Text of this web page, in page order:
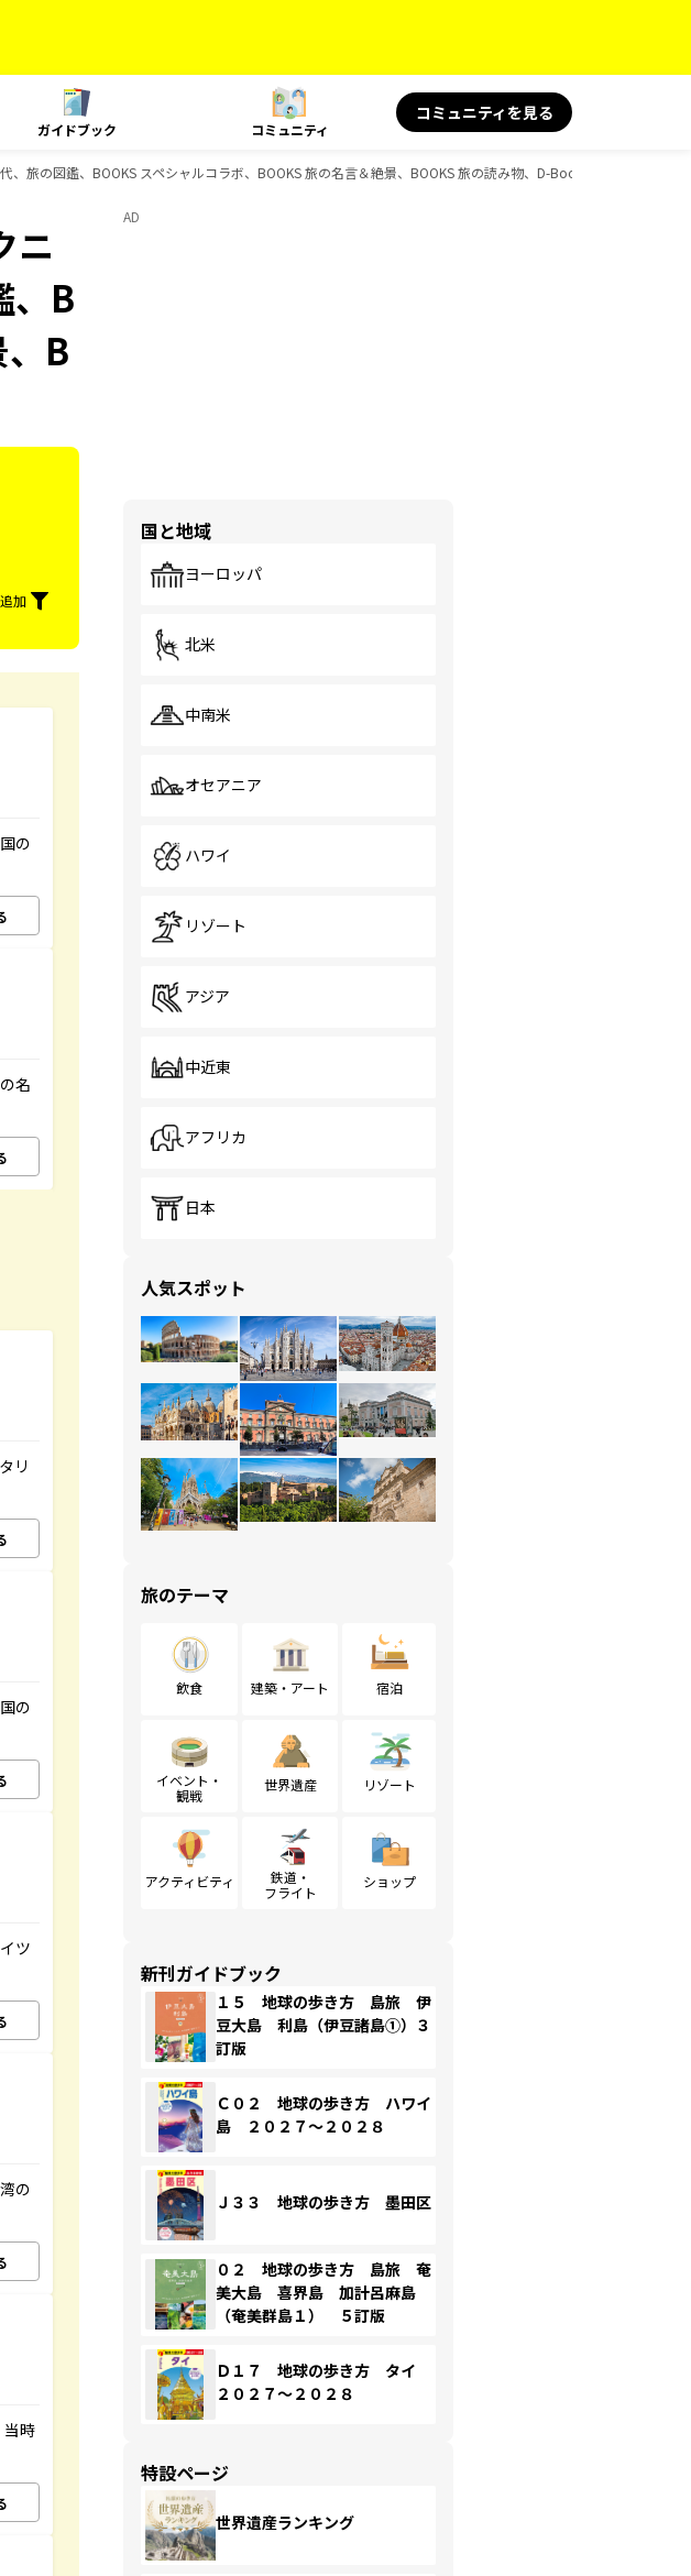
ガイドブック コミュニティ
コミュニティを見る
旅の図鑑、BOOKS スペシャルコラボ、BOOKS 旅の名言＆絶景、BOOKS 旅の読み物、D-Booksのガイドブック
ニ
、B
、B
加
の
名
リ
の
ツ
の
時
AD
国と地域
ヨーロッパ
北米
中南米
オセアニア
ハワイ
リゾート
アジア
中近東
アフリカ
日本
人気スポット
旅のテーマ
飲食 建築・アート 宿泊
イベント・
観戦
世界遺産 リゾート
アクティビティ
鉄道・
フライト
ショップ
新刊ガイドブック
１５ 地球の歩き方 島旅 伊
豆大島 利島（伊豆諸島①）３
訂版
Ｃ０２ 地球の歩き方 ハワイ
島 ２０２７～２０２８
Ｊ３３ 地球の歩き方 墨田区
０２ 地球の歩き方 島旅 奄
美大島 喜界島 加計呂麻島
（奄美群島１） ５訂版
Ｄ１７ 地球の歩き方 タイ
２０２７～２０２８
特設ページ
世界遺産ランキング